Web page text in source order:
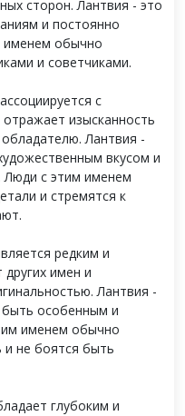
сторон. Лантвия - это
и постоянно
именем обычно
и советчиками.
с
изысканность
Лантвия -
вкусом и
Люди с этим именем
и стремятся к
редким и
имен и
Лантвия -
быть особенным и
именем обычно
и не боятся быть
глубоким и